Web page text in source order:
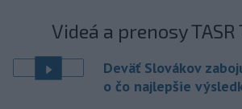
Videá a prenosy TASR
Deväť Slovákov
o čo najlepšie